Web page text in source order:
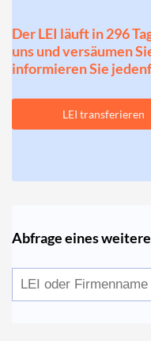
Der LEI läuft in 296
uns und versäumen
informieren Sie
LEI transferieren
Abfrage eines